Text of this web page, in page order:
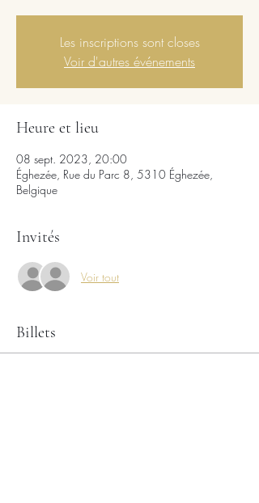
Les inscriptions sont closes
Voir d'autres événements
Heure et lieu
08 sept. 2023, 20:00
Éghezée, Rue du Parc 8, 5310 Éghezée,
Belgique
Invités
Voir tout
Billets